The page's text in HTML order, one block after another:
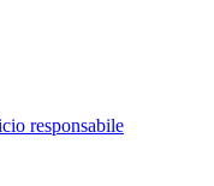
responsabile